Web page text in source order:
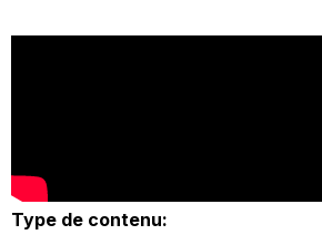
Type de contenu: